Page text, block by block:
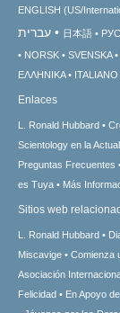
ENGLISH (US/
עברית 日本語
NORSK
SVENSKA
ΕΛΛΗΝΙΚA
ITALIANO
Enlaces
L. Ronald Hubbard
Scientology en la
Preguntas Frecuentes
es Tuya
Más
Sitios web
L. Ronald Hubbard
Miscavige
Comienza
Asociación
Felicidad
En Apoyo